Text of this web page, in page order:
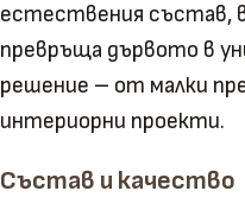
естествения състав,
превръща дървото в
решение – от малки
интериорни проекти.
Състав и качество